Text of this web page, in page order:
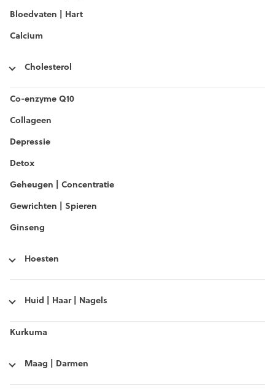
Bloedvaten | Hart
Calcium
Cholesterol
Co-enzyme Q10
Collageen
Depressie
Detox
Geheugen | Concentratie
Gewrichten | Spieren
Ginseng
Hoesten
Huid | Haar | Nagels
Kurkuma
Maag | Darmen